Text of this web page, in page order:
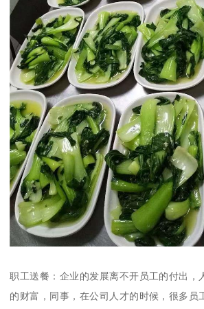
职工送餐：企业的发展离不开员工的付出，
的财富，同事，在公司人才的时候，很多员